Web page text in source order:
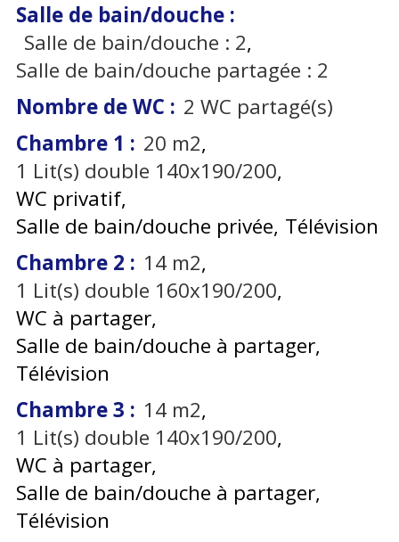
Salle de bain/douche :
Salle de bain/douche : 2
Salle de bain/douche partagée : 2
Nombre de WC : 2 WC partagé(s)
Chambre 1 : 20 m2
1 Lit(s) double 140x190/200
WC privatif
Salle de bain/douche privée Télévision
Chambre 2 : 14 m2
1 Lit(s) double 160x190/200
WC à partager
Salle de bain/douche à partager
Télévision
Chambre 3 : 14 m2
1 Lit(s) double 140x190/200
WC à partager
Salle de bain/douche à partager
Télévision